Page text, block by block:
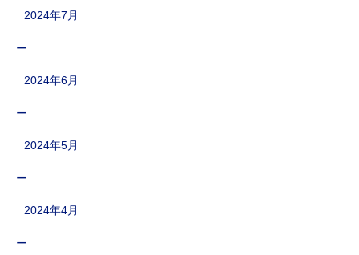
2024年7月
2024年6月
2024年5月
2024年4月